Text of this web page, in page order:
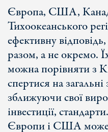
Європа, США,
Тихоокеанського
ефективну
разом, а не окремо.
можна порівняти з
спертися на
зближуючи свої
інвестиції,
Європи і США може